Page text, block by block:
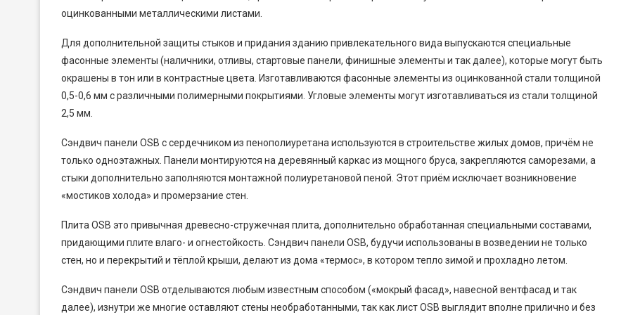
оцинкованными металлическими листами.
Для дополнительной защиты стыков и придания зданию привлекательного вида выпускаются специальные
фасонные элементы (наличники, отливы, стартовые панели, финишные элементы и так далее), которые могут быть
окрашены в тон или в контрастные цвета. Изготавливаются фасонные элементы из оцинкованной стали толщиной
0,5-0,6 мм с различными полимерными покрытиями. Угловые элементы могут изготавливаться из стали толщиной
2,5 мм.
Сэндвич панели OSB с сердечником из пенополиуретана используются в строительстве жилых домов, причём не
только одноэтажных. Панели монтируются на деревянный каркас из мощного бруса, закрепляются саморезами, а
стыки дополнительно заполняются монтажной полиуретановой пеной. Этот приём исключает возникновение
«мостиков холода» и промерзание стен.
Плита OSB это привычная древесно-стружечная плита, дополнительно обработанная специальными составами,
придающими плите влаго- и огнестойкость. Сэндвич панели OSB, будучи использованы в возведении не только
стен, но и перекрытий и тёплой крыши, делают из дома «термос», в котором тепло зимой и прохладно летом.
Сэндвич панели OSB отделываются любым известным способом («мокрый фасад», навесной вентфасад и так
далее), изнутри же многие оставляют стены необработанными, так как лист OSB выглядит вполне прилично и без